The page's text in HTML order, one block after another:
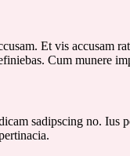
Et vis accusam
Cum munere
sadipscing no.